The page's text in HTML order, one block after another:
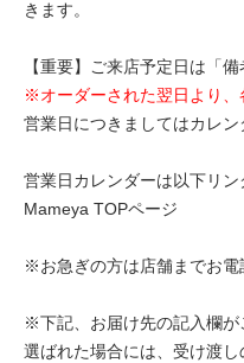
きます。
【重要】ご来店予定日は「
※オーダーされた翌日より、
営業日につきましてはカレン
営業日カレンダーは以下リン
Mameya TOPページ
※お急ぎの方は店舗までお電
※下記、お届け先の記入欄が
選ばれた場合には、受け渡